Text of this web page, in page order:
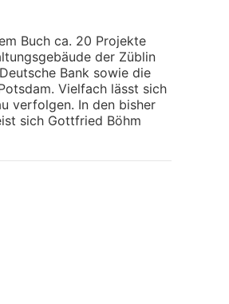
Buch ca. 20 Projekte
der Züblin
Bank sowie die
Vielfach lässt sich
verfolgen. In den bisher
sich Gottfried Böhm